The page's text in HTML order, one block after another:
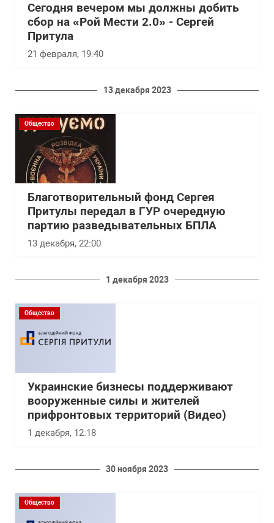
Сегодня вечером мы должны добить
сбор на «Рой Мести 2.0» - Сергей
Притула
21 февраля, 19:40
13 декабря 2023
Общество
Благотворительный фонд Сергея
Притулы передал в ГУР очередную
партию разведывательных БПЛА
13 декабря, 22:00
1 декабря 2023
Общество
Украинские бизнесы поддерживают
вооруженные силы и жителей
прифронтовых территорий (Видео)
1 декабря, 12:18
30 ноября 2023
Общество